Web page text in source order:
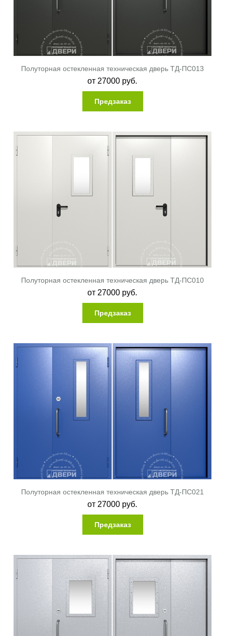
Полуторная остекленная техническая дверь ТД-ПС013
от 27000 руб.
Предзаказ
Полуторная остекленная техническая дверь ТД-ПС010
от 27000 руб.
Предзаказ
Полуторная остекленная техническая дверь ТД-ПС021
от 27000 руб.
Предзаказ